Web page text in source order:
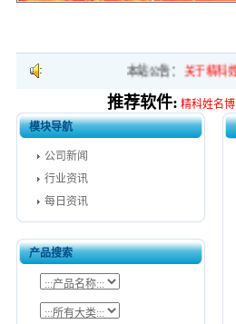
本站公告： 关于精科
推荐软件: 精科姓名
模块导航
公司新闻
行业资讯
每日资讯
产品搜索